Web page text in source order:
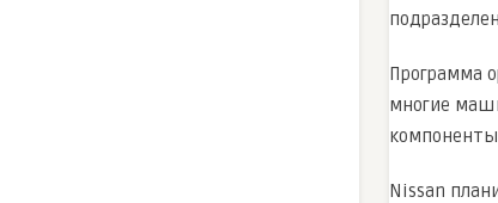
Программа
многие
компоненты
Nissan